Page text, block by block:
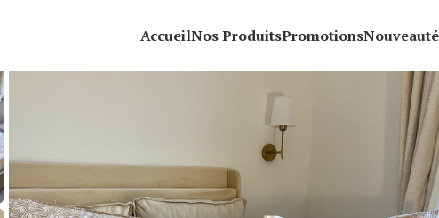
AccueilNos ProduitsPromotions